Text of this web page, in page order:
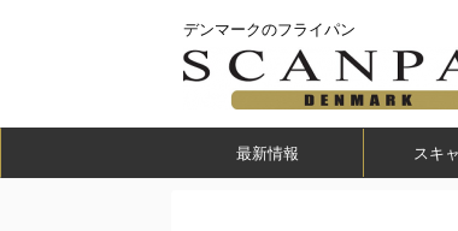
デンマークのフライパン
最新情報 スキ